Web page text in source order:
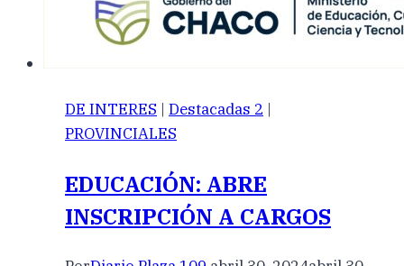
DE INTERES | Destacadas 2 |
PROVINCIALES
EDUCACIÓN: ABRE
INSCRIPCIÓN A CARGOS